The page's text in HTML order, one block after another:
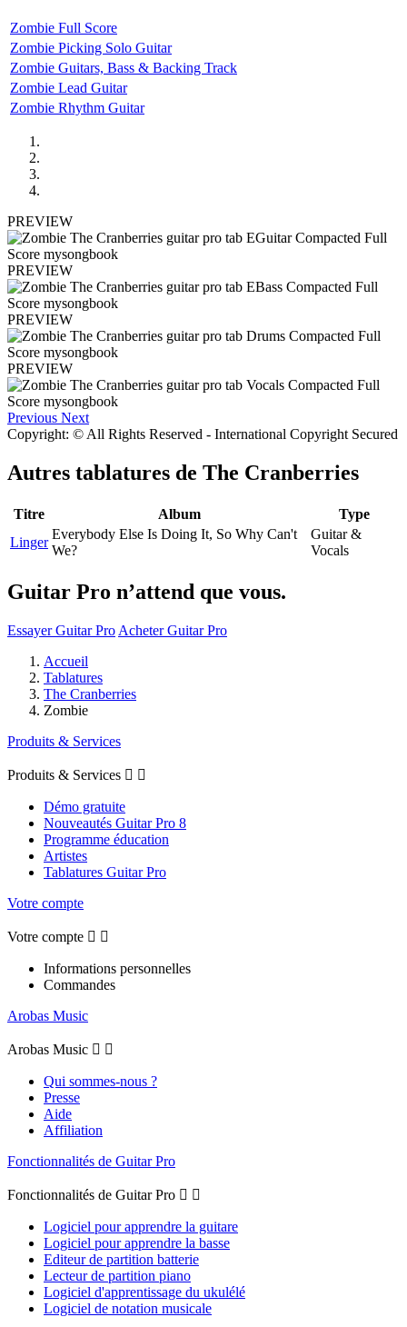
Zombie Full Score
Zombie Picking Solo Guitar
Zombie Guitars, Bass & Backing Track
Zombie Lead Guitar
Zombie Rhythm Guitar
PREVIEW
PREVIEW
PREVIEW
PREVIEW
Previous Next
Copyright: © All Rights Reserved - International Copyright Secured
Autres tablatures de The Cranberries
Titre Album
Type
Linger
Everybody Else Is Doing It, So Why Can't
We?
Guitar &
Vocals
Guitar Pro n’attend que vous.
Essayer Guitar Pro Acheter Guitar Pro
Accueil
Tablatures
The Cranberries
Zombie
Produits & Services
Produits & Services  
Démo gratuite
Nouveautés Guitar Pro 8
Programme éducation
Artistes
Tablatures Guitar Pro
Votre compte
Votre compte  
Informations personnelles
Commandes
Arobas Music
Arobas Music  
Qui sommes-nous ?
Presse
Aide
Affiliation
Fonctionnalités de Guitar Pro
Fonctionnalités de Guitar Pro  
Logiciel pour apprendre la guitare
Logiciel pour apprendre la basse
Editeur de partition batterie
Lecteur de partition piano
Logiciel d'apprentissage du ukulélé
Logiciel de notation musicale